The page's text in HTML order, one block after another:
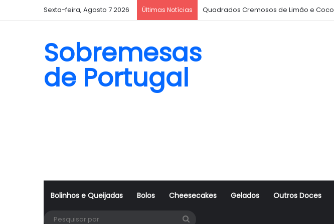
Sexta-feira, Agosto 7 2026 Últimas Notícias Quadrados Cremosos de Limão e Coco
Sobremesas
de Portugal
Bolinhos e Queijadas Bolos Cheesecakes Gelados Outros Doces